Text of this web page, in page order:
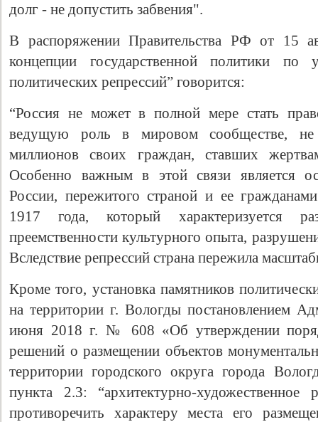
долг - не допустить забвения".
В распоряжении Правительства РФ от 15
концепции государственной политики по
политических репрессий” говорится:
“Россия не может в полной мере стать
ведущую роль в мировом сообществе, не
миллионов своих граждан, ставших
Особенно важным в этой связи является
России, пережитого страной и ее
1917 года, который характеризуется
преемственности культурного опыта,
Вследствие репрессий страна пережила
Кроме того, установка памятников
на территории г. Вологды постановлением
июня 2018 г. № 608 «Об утверждении
решений о размещении объектов
территории городского округа города
пункта 2.3: “архитектурно-
противоречить характеру места его